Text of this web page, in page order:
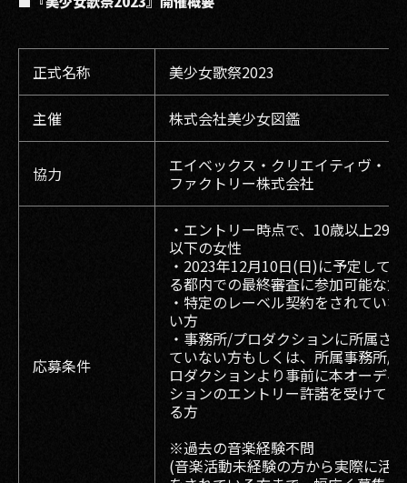
正式名称 美少女歌祭2023
主催 株式会社美少女図鑑
協力
エイベックス・クリエイティヴ・
ファクトリー株式会社
応募条件
・エントリー時点で、10歳以上29歳
以下の女性
・2023年12月10日(日)に予定してい
る都内での最終審査に参加可能な方
・特定のレーベル契約をされていな
い方
・事務所/プロダクションに所属され
ていない方もしくは、所属事務所/プ
ロダクションより事前に本オーディ
ションのエントリー許諾を受けてい
る方
※過去の音楽経験不問
(音楽活動未経験の方から実際に活動